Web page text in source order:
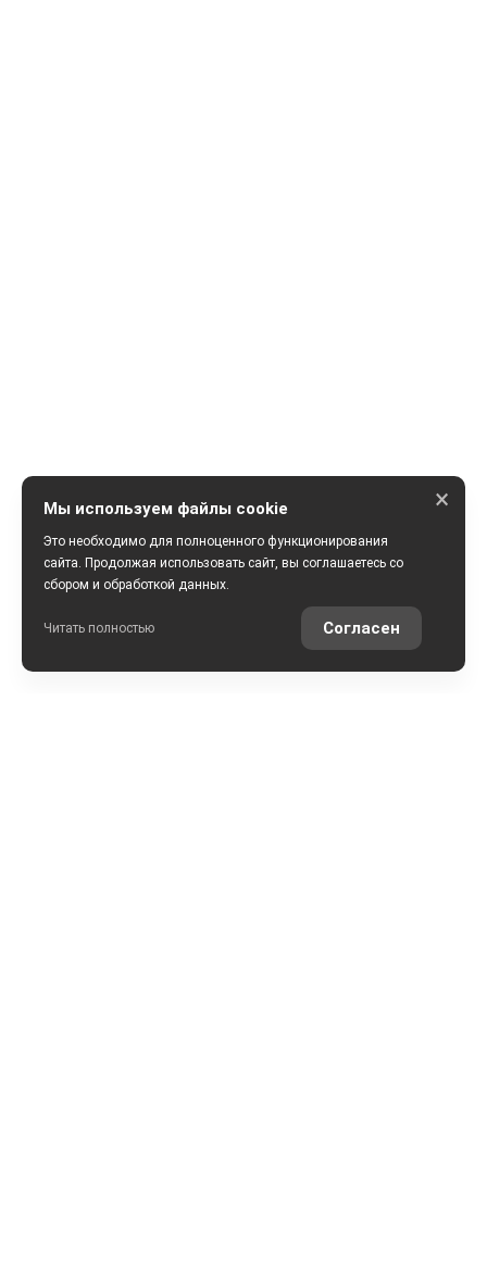
ПОЛУЧИТЬ КОНСУЛЬТАЦИЮ
Мы используем файлы cookie
Это необходимо для полноценного функционирования
сайта. Продолжая использовать сайт, вы соглашаетесь со
сбором и обработкой данных.
Читать полностью Согласен
×